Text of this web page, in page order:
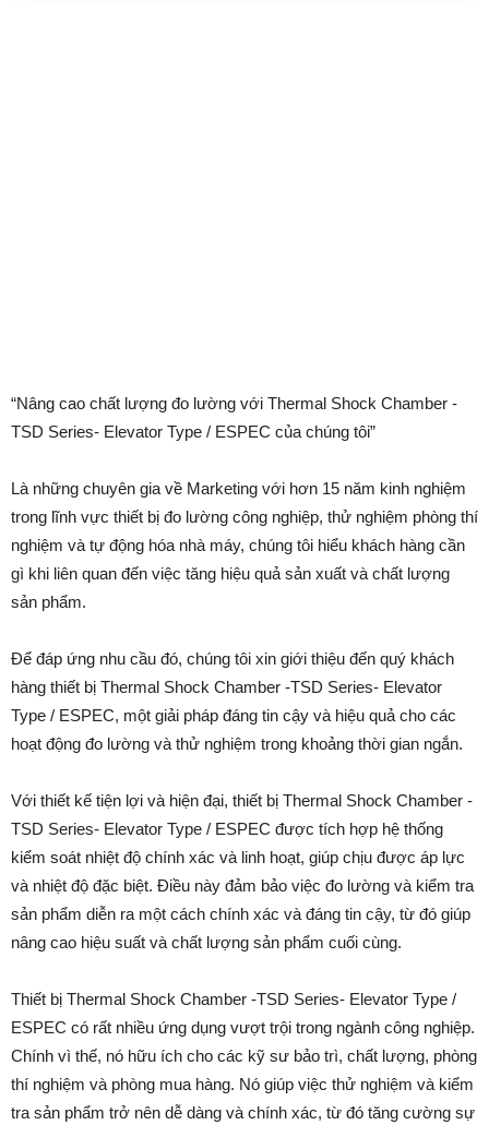
“Nâng cao chất lượng đo lường với Thermal Shock Chamber -
TSD Series- Elevator Type / ESPEC của chúng tôi”
Là những chuyên gia về Marketing với hơn 15 năm kinh nghiệm
trong lĩnh vực thiết bị đo lường công nghiệp, thử nghiệm phòng thí
nghiệm và tự động hóa nhà máy, chúng tôi hiểu khách hàng cần
gì khi liên quan đến việc tăng hiệu quả sản xuất và chất lượng
sản phẩm.
Để đáp ứng nhu cầu đó, chúng tôi xin giới thiệu đến quý khách
hàng thiết bị Thermal Shock Chamber -TSD Series- Elevator
Type / ESPEC, một giải pháp đáng tin cậy và hiệu quả cho các
hoạt động đo lường và thử nghiệm trong khoảng thời gian ngắn.
Với thiết kế tiện lợi và hiện đại, thiết bị Thermal Shock Chamber -
TSD Series- Elevator Type / ESPEC được tích hợp hệ thống
kiểm soát nhiệt độ chính xác và linh hoạt, giúp chịu được áp lực
và nhiệt độ đặc biệt. Điều này đảm bảo việc đo lường và kiểm tra
sản phẩm diễn ra một cách chính xác và đáng tin cậy, từ đó giúp
nâng cao hiệu suất và chất lượng sản phẩm cuối cùng.
Thiết bị Thermal Shock Chamber -TSD Series- Elevator Type /
ESPEC có rất nhiều ứng dụng vượt trội trong ngành công nghiệp.
Chính vì thế, nó hữu ích cho các kỹ sư bảo trì, chất lượng, phòng
thí nghiệm và phòng mua hàng. Nó giúp việc thử nghiệm và kiểm
tra sản phẩm trở nên dễ dàng và chính xác, từ đó tăng cường sự